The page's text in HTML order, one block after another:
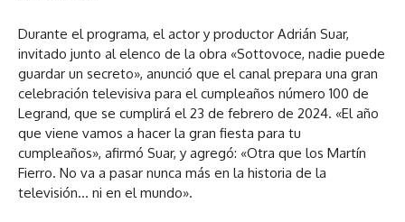
Durante el programa, el actor y productor Adrián Suar,
invitado junto al elenco de la obra «Sottovoce, nadie puede
guardar un secreto», anunció que el canal prepara una gran
celebración televisiva para el cumpleaños número 100 de
Legrand, que se cumplirá el 23 de febrero de 2024. «El año
que viene vamos a hacer la gran fiesta para tu
cumpleaños», afirmó Suar, y agregó: «Otra que los Martín
Fierro. No va a pasar nunca más en la historia de la
televisión… ni en el mundo».